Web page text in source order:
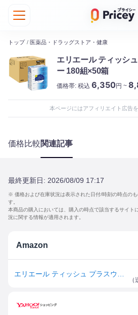
トップ / 医薬品・ドラッグストア・健康
エリエール ティッシ
ー 180組×50箱
価格帯: 税込 6,350円 ~
本ページにはアフィリエイト広告
価格比較関連記事
最終更新日: 2026/08/09 17:17
※ 価格および在庫状況は表示された日付/時刻の時点の
す。
本商品の購入においては、購入の時点で該当するサイト
況に関する情報が適用されます。
Amazon
（